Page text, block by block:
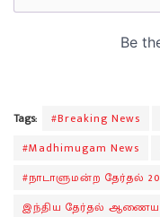
Tags: #Breaking News
#Madhimugam News
#நாடாளுமன்ற தேர்தல்
இந்திய தேர்தல்